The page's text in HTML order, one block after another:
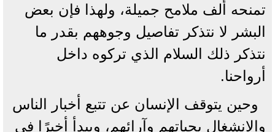
تمنحه ألف ملامح جميلة، ولهذا فإن بعض
البشر لا نتذكر تفاصيل وجوههم بقدر ما
نتذكر ذلك السلام الذي تركوه داخل
أرواحنا.
وحين يتوقف الإنسان عن تتبع أخبار الناس
والانشغال بحياتهم وآرائهم، ويبدأ أخيرًا في